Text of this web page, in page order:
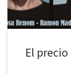
El